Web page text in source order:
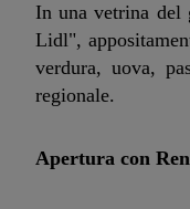
In una vetrina del
Lidl",
verdura, uova,
regionale.
Apertura con